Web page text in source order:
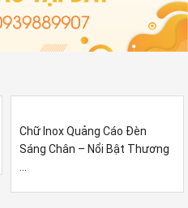
Chữ Inox Quảng Cáo Đèn
Sáng Chân – Nổi Bật Thương